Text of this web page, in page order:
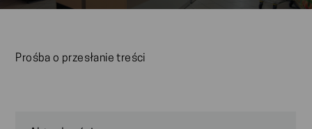
Prośba o przesłanie treści